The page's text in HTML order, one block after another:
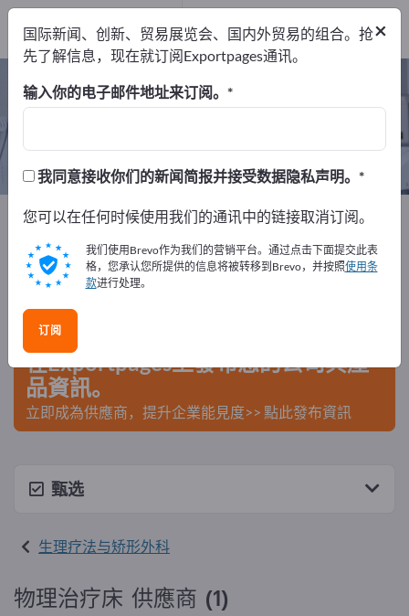
物理治疗床 – 查找制造商和供应商
1 1
出口商1
制造商1
Exportpages 医学与实验室
生理疗法与矫形外科
物理治疗床
在Exportpages免費刊登廣告！
需求 – 供應 – 二手商品 – 商業聯繫 >> 由此開始
在Exportpages上發布您的公司與產
品資訊。
立即成為供應商，提升企業能見度>> 點此發布資訊
甄选
生理疗法与矫形外科
物理治疗床 供應商 (1)
×
国际新闻、创新、贸易展览会、国内外贸易的组合。抢
先了解信息，现在就订阅Exportpages通讯。
输入你的电子邮件地址来订阅。
我同意接收你们的新闻简报并接受数据隐私声明。
您可以在任何时候使用我们的通讯中的链接取消订阅。
我们使用Brevo作为我们的营销平台。通过点击下面提交此表
格，您承认您所提供的信息将被转移到Brevo，并按照使用条
款进行处理。
订阅